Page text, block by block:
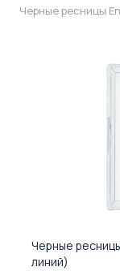
Черные ресницы
Черные
линий)